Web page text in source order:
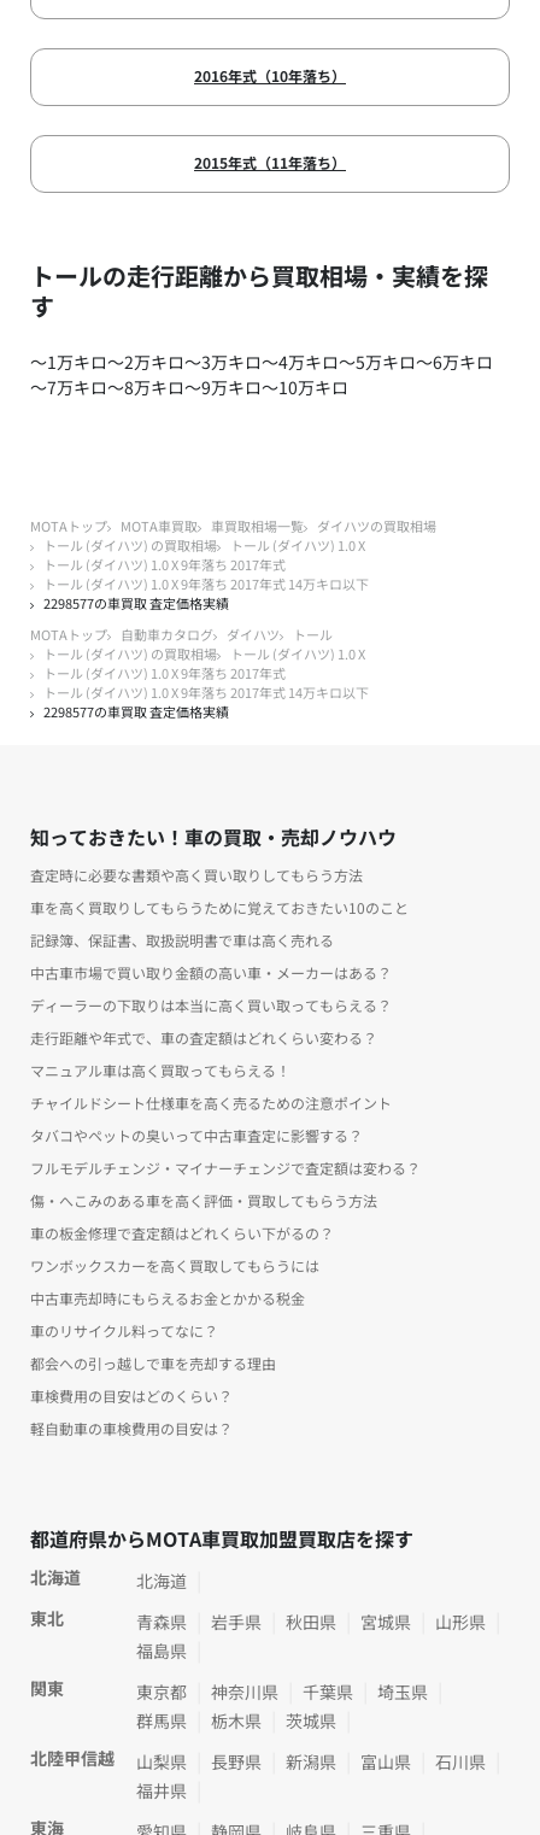
2016年式（10年落ち）
2015年式（11年落ち）
トールの走行距離から買取相場・実績を探
す
～1万キロ～2万キロ～3万キロ～4万キロ～5万キロ～6万キロ
～7万キロ～8万キロ～9万キロ～10万キロ
MOTAトップ MOTA車買取 車買取相場一覧
ダイハツの買取相場
トール (ダイハツ) の買取相場
トール (ダイハツ) 1.0 X
トール (ダイハツ) 1.0 X 9年落ち 2017年式
トール (ダイハツ) 1.0 X 9年落ち 2017年式 14万キロ以下
2298577の車買取 査定価格実績
MOTAトップ
自動車カタログ ダイハツ
トール
トール (ダイハツ) の買取相場
トール (ダイハツ) 1.0 X
トール (ダイハツ) 1.0 X 9年落ち 2017年式
トール (ダイハツ) 1.0 X 9年落ち 2017年式 14万キロ以下
2298577の車買取 査定価格実績
知っておきたい！車の買取・売却ノウハウ
査定時に必要な書類や高く買い取りしてもらう方法
車を高く買取りしてもらうために覚えておきたい10のこと
記録簿、保証書、取扱説明書で車は高く売れる
中古車市場で買い取り金額の高い車・メーカーはある？
ディーラーの下取りは本当に高く買い取ってもらえる？
走行距離や年式で、車の査定額はどれくらい変わる？
マニュアル車は高く買取ってもらえる！
チャイルドシート仕様車を高く売るための注意ポイント
タバコやペットの臭いって中古車査定に影響する？
フルモデルチェンジ・マイナーチェンジで査定額は変わる？
傷・へこみのある車を高く評価・買取してもらう方法
車の板金修理で査定額はどれくらい下がるの？
ワンボックスカーを高く買取してもらうには
中古車売却時にもらえるお金とかかる税金
車のリサイクル料ってなに？
都会への引っ越しで車を売却する理由
車検費用の目安はどのくらい？
軽自動車の車検費用の目安は？
都道府県からMOTA車買取加盟買取店を探す
北海道
北海道
東北
青森県 岩手県 秋田県 宮城県
山形県
福島県
関東
東京都 神奈川県 千葉県
埼玉県
群馬県
栃木県
茨城県
北陸甲信越
山梨県 長野県 新潟県 富山県
石川県
福井県
東海